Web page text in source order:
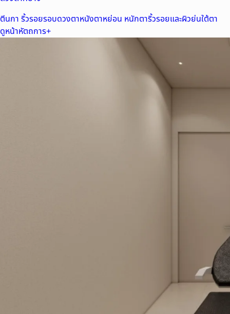
ตีนกา ริ้วรอยรอบดวงตาหนังตาหย่อน หนักตาริ้วรอยและผิวย่นใต้ตา
ดูหน้าหัตถการ+